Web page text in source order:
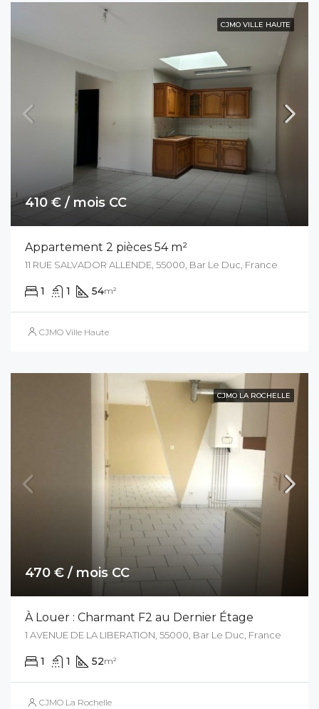
CJMO VILLE HAUTE
410 € / mois CC
Appartement 2 pièces 54 m²
11 RUE SALVADOR ALLENDE, 55000, Bar Le Duc, France
1 1 54m²
CJMO Ville Haute
CJMO LA ROCHELLE
470 € / mois CC
À Louer : Charmant F2 au Dernier Étage
1 AVENUE DE LA LIBERATION, 55000, Bar Le Duc, France
1 1 52m²
CJMO La Rochelle